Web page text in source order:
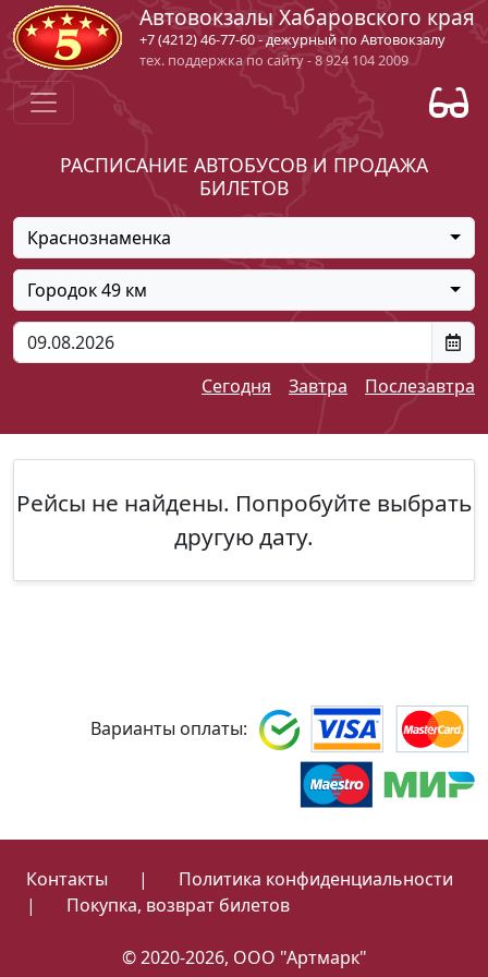
Автовокзалы Хабаровского края
+7 (4212) 46-77-60 - дежурный по Автовокзалу
тех. поддержка по сайту - 8 924 104 2009
РАСПИСАНИЕ АВТОБУСОВ И ПРОДАЖА
БИЛЕТОВ
Краснознаменка
Городок 49 км
Сегодня Завтра Послезавтра
Рейсы не найдены. Попробуйте выбрать
другую дату.
Варианты оплаты:
Контакты |
Политика конфиденциальности
|
Покупка, возврат билетов
© 2020-2026, ООО "Артмарк"